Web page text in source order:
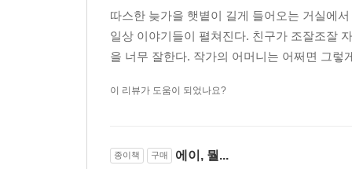
따스한 늦가을 햇볕이 길게 들어오는 거실에
일상 이야기들이 펼쳐진다. 친구가 조잘조잘
을 너무 잘한다. 작가의 어머니는 어쩌면 그
이 리뷰가 도움이 되었나요?
종이책 구매 에이, 뭘...